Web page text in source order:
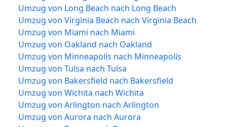
Umzug von Long Beach nach Long Beach
Umzug von Virginia Beach nach Virginia Beach
Umzug von Miami nach Miami
Umzug von Oakland nach Oakland
Umzug von Minneapolis nach Minneapolis
Umzug von Tulsa nach Tulsa
Umzug von Bakersfield nach Bakersfield
Umzug von Wichita nach Wichita
Umzug von Arlington nach Arlington
Umzug von Aurora nach Aurora